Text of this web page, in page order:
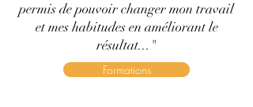
permis de pouvoir changer mon travail
et mes habitudes en améliorant le
résultat..."
Formations